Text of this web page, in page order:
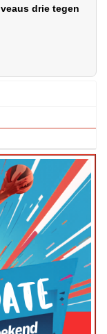
drie tegen